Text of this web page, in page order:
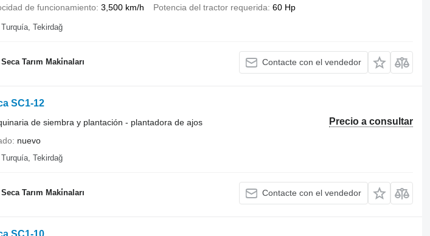
de funcionamiento 3,500 km/h Potencia del tractor requerida 60 Hp
Turquía, Tekirdağ
Seca Tarım Maki̇naları Contacte con el vendedor
SC1-12
Precio a consultar
de siembra y plantación - plantadora de ajos
nuevo
Turquía, Tekirdağ
Seca Tarım Maki̇naları Contacte con el vendedor
SC1-10